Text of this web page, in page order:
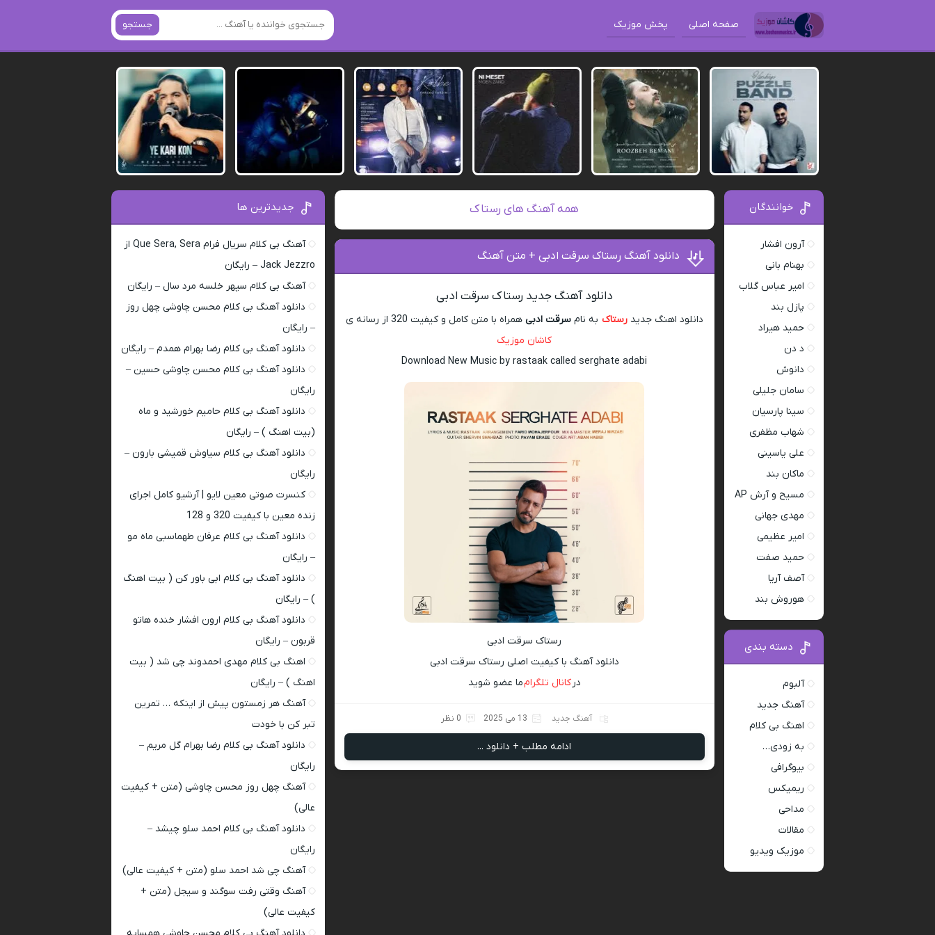
صفحه اصلی پخش موزیک جستجو
همه آهنگ های رستاک
دانلود آهنگ رستاک سرقت ادبی + متن آهنگ
دانلود آهنگ جدید رستاک سرقت ادبی
دانلود اهنگ جدیدرستاک به نامسرقت ادبی همراه با متن کامل و کیفیت 320 از رسانه ی
کاشان موزیک
Download New Music by rastaak called serghate adabi
رستاک سرقت ادبی
دانلود آهنگ با کیفیت اصلی رستاک سرقت ادبی
در کانال تلگرامما عضو شوید
آهنگ جدید 13 می 2025 0 نظر
ادامه مطلب + دانلود ...
خوانندگان
آرون افشار
بهنام بانی
امیر عباس گلاب
پازل بند
حمید هیراد
د دن
دانوش
سامان جلیلی
سینا پارسیان
شهاب مظفری
علی یاسینی
ماکان بند
مسیح و آرش AP
مهدی جهانی
امیر عظیمی
حمید صفت
آصف آریا
هوروش بند
دسته بندی
آلبوم
آهنگ جدید
اهنگ بی کلام
به زودی…
بیوگرافی
ریمیکس
مداحی
مقالات
موزیک ویدیو
جدیدترین ها
آهنگ بی کلام سریال فرام Que Sera, Sera از
Jack Jezzro – رایگان
آهنگ بی کلام سپهر خلسه مرد سال – رایگان
دانلود آهنگ بی کلام محسن چاوشی چهل روز
– رایگان
دانلود آهنگ بی کلام رضا بهرام همدم – رایگان
دانلود آهنگ بی کلام محسن چاوشی حسین –
رایگان
دانلود آهنگ بی کلام حامیم خورشید و ماه
(بیت اهنگ ) – رایگان
دانلود آهنگ بی کلام سیاوش قمیشی بارون –
رایگان
کنسرت صوتی معین لایو | آرشیو کامل اجرای
زنده معین با کیفیت 320 و 128
دانلود آهنگ بی کلام عرفان طهماسبی ماه مو
– رایگان
دانلود آهنگ بی کلام ابی باور کن ( بیت اهنگ
) – رایگان
دانلود آهنگ بی کلام ارون افشار خنده هاتو
قربون – رایگان
اهنگ بی کلام مهدی احمدوند چی شد ( بیت
اهنگ ) – رایگان
آهنگ هر زمستون پیش از اینکه … تمرین
تبر کن با خودت
دانلود آهنگ بی کلام رضا بهرام گل مریم –
رایگان
آهنگ چهل روز محسن چاوشی (متن + کیفیت
عالی)
دانلود آهنگ بی کلام احمد سلو چیشد –
رایگان
آهنگ چی شد احمد سلو (متن + کیفیت عالی)
آهنگ وقتی رفت سوگند و سیجل (متن +
کیفیت عالی)